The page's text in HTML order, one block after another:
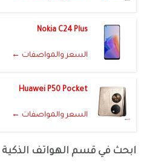
Nokia C24 Plus
السعر والمواصفات ←
Huawei P50 Pocket
السعر والمواصفات ←
ابحث في قسم الهواتف الذكية